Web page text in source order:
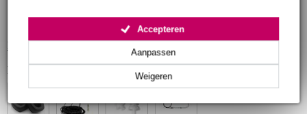
Weigeren
Aanpassen
Accepteren
Bekijk ook eens (4)